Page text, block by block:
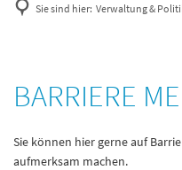
Sie sind hier: Verwaltung &
Barriere
BARRIERE
Sie können hier gerne auf
aufmerksam machen.